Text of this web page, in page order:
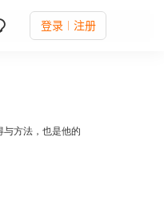
登录 注册
与方法，也是他的